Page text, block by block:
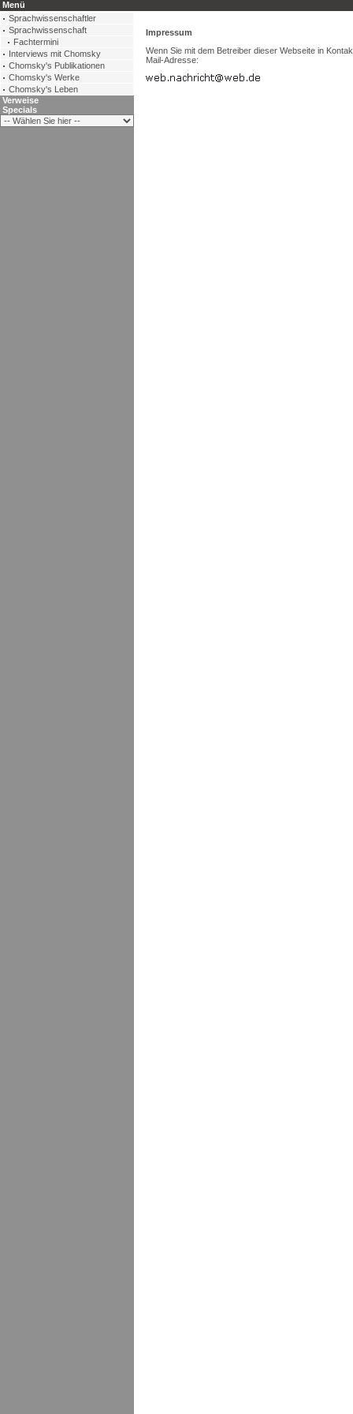
Impressum
Wenn Sie mit dem Betreiber dieser Webseite in
Mail-Adresse:
Menü
Sprachwissenschaftler
Sprachwissenschaft
Fachtermini
Interviews mit Chomsky
Chomsky's Publikationen
Chomsky's Werke
Chomsky's Leben
Verweise
Specials